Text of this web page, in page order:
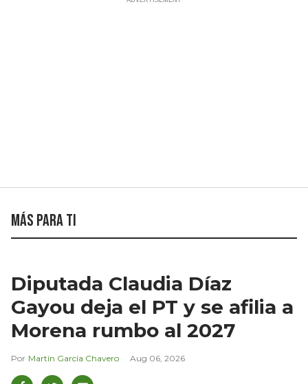
Más para ti
Diputada Claudia Díaz
Gayou deja el PT y se afilia a
Morena rumbo al 2027
Martín García Chavero Aug 06, 2026